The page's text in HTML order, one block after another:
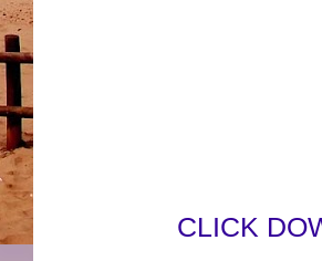
CLICK